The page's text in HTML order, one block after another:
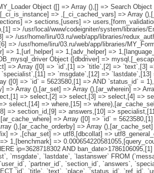
Object ([] => Array (),[] => Search
=> ,[_ci_cached_vars] => Array
=> sections,[users] =>
=> /usr/local/www/codeigniter/system/libraries/
/usr/home/liru/03.ru/web/app/libraries/
=> /usr/home/liru/03.ru/web/app/libraries/
=> 1,[url_helper] => 1,[adv_helper] =>
Object ([dbdriver] =>
=> Array ([0] => `id`,[1] => `title`,[2] =>
=> `msgdate`,[12] =>
([0] => `id` = 5623580,[1] => AND `status_id` =
Array (),[ar_set] => Array (),[ar_wherein] =>
=> select,[2] => select,[3] => select,[4] =>
select,[14] => where,[15] =>
=> section_id,[9] => answers,[10] =>
=> Array ([0] => `id` =
(),[ar_cache_orderby] => Array
=> ,[char_set] => utf8,[dbcollat] =>
1,[benchmark] =>
ip=3628718302 AND
`msgdate`, `lastdate`, `lastanswer` FROM
`partner_id`, `section_id`, `answers`,
`id`, `title`, `text`, `place`, `status_id`, `ref_id`,